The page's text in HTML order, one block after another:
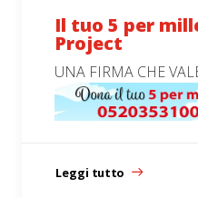
Il tuo 5 per
Project
UNA FIRMA CHE
Leggi tutto